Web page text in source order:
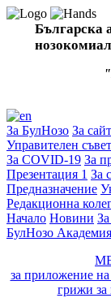
Българска
За БулНозо За
Управителен съвет
За COVID-19 За
Презентация 1 За
Предназначение
Редакционна
Начало Новини
БулНозо Академия
за приложение
грижи за